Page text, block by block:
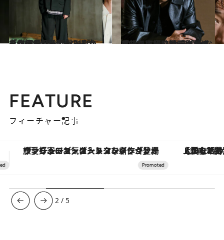
2024.1.26
「ゆき兄としてもみんなを支えたかった」8LOOMメンバーの綱啓永が振り返る転機となった作品の“秘話”
カルチャー 2024.1.17
「一気に和山やま作品のとりこに」映画『カラオケ行こ！』で綾野剛が追求した究極の“かみ合わなさ”
カルチャー
FEATURE
フィーチャー記事
【銀座で出合う最旬美容】美髪ケアや上質な眠り…セルフケアのアップデートから、特別な名入れギフトまで。大人のための「ReFa GINZA」クルーズ
3 / 5